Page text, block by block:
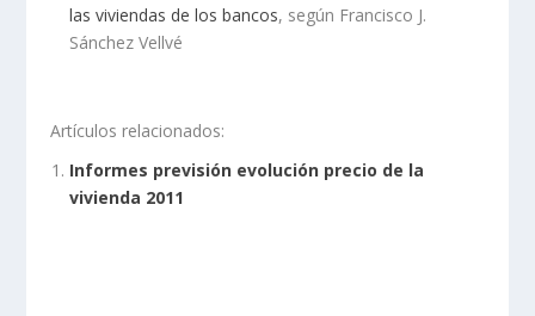
las viviendas de los bancos, según Francisco J.
Sánchez Vellvé
Artículos relacionados:
Informes previsión evolución precio de la
vivienda 2011